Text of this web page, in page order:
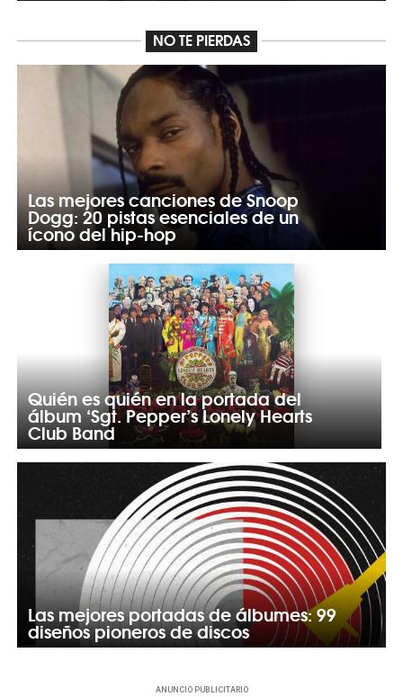
NO TE PIERDAS
Las mejores canciones de Snoop
Dogg: 20 pistas esenciales de un
ícono del hip-hop
Quién es quién en la portada del
álbum ‘Sgt. Pepper’s Lonely Hearts
Club Band
Las mejores portadas de álbumes: 99
diseños pioneros de discos
ANUNCIO PUBLICITARIO